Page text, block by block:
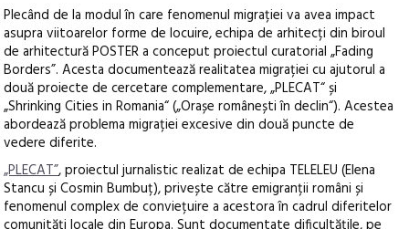
Plecând de la modul în care fenomenul migrației va avea impact
asupra viitoarelor forme de locuire, echipa de arhitecți din biroul
de arhitectură POSTER a conceput proiectul curatorial „Fading
Borders”. Acesta documentează realitatea migrației cu ajutorul a
două proiecte de cercetare complementare, „PLECAT“ și
„Shrinking Cities in Romania“ („Orașe românești în declin“). Acestea
abordează problema migrației excesive din două puncte de
vedere diferite.
„PLECAT”, proiectul jurnalistic realizat de echipa TELELEU (Elena
Stancu și Cosmin Bumbuț), privește către emigranții români și
fenomenul complex de conviețuire a acestora în cadrul diferitelor